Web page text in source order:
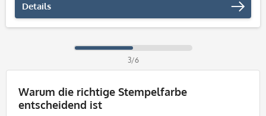
Details
3/6
Warum die richtige Stempelfarbe
entscheidend ist